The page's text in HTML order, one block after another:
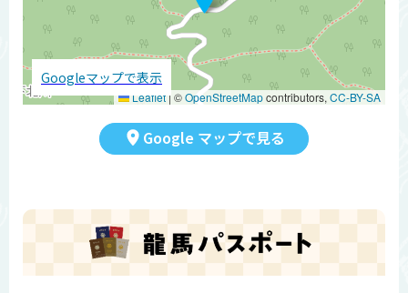
Leaflet | ©OpenStreetMapcontributors, CC-BY-SA
Googleマップで表示
Google マップで見る